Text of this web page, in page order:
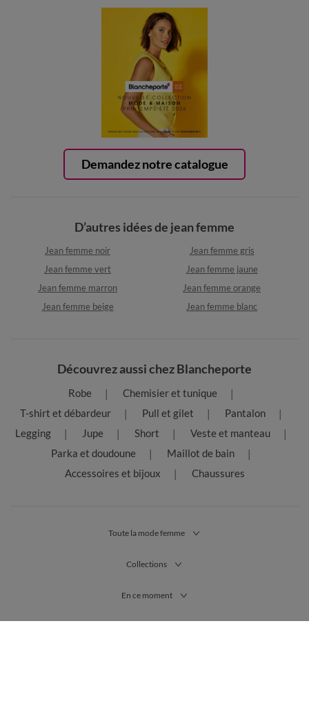
Demandez notre catalogue
D’autres idées de jean femme
Jean femme noir
Jean femme gris
Jean femme vert
Jean femme jaune
Jean femme marron
Jean femme orange
Jean femme beige
Jean femme blanc
Découvrez aussi chez Blancheporte
Robe
Chemisier et tunique
T-shirt et débardeur
Pull et gilet
Pantalon
Legging
Jupe Short
Veste et manteau
Parka et doudoune
Maillot de bain
Accessoires et bijoux
Chaussures
Toute la mode femme
Collections
En ce moment